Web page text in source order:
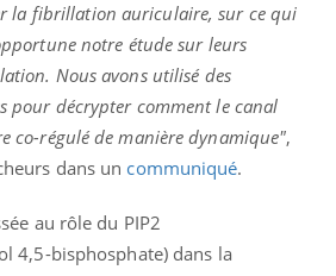
la fibrillation auriculaire, sur ce qui
notre étude sur leurs
Nous avons utilisé des
pour décrypter comment le canal
co-régulé de manière dynamique",
dans un communiqué.
au rôle du PIP2
4,5-bisphosphate) dans la